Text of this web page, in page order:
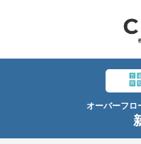
オーバーフロ